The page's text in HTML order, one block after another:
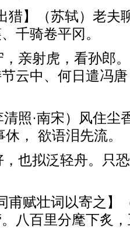
猎】（苏轼）老
千骑卷平冈。
亲射虎，看孙郎
云中、何日遣冯
清照·南宋）风住
， 欲语泪先流。
也拟泛轻舟。只
甫赋壮词以寄之
八百里分麾下炙